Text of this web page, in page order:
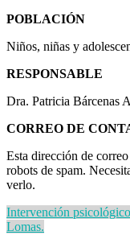
POBLACIÓN
Niños, niñas y
RESPONSABLE
Dra. Patricia Bárcenas
CORREO DE
Esta dirección de
robots de spam.
verlo.
Intervención
Lomas.